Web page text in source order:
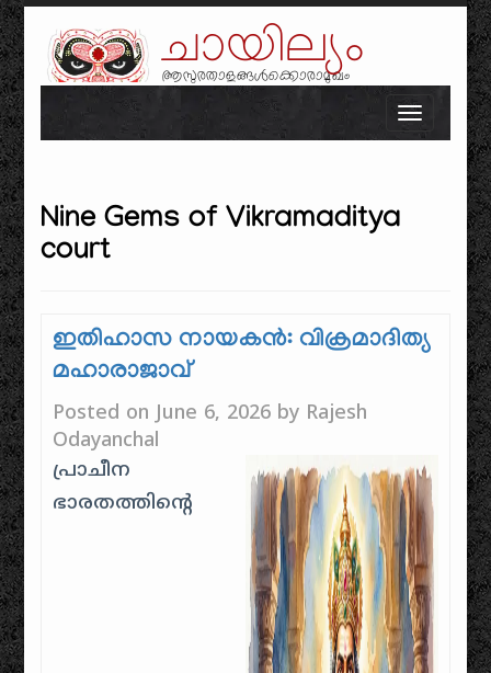
ചായില്യം
ആസുരതാളങ്ങൾക്കൊരാമുഖം
Skip to content
Toggle
Nine Gems of Vikramaditya
court
ഇതിഹാസ നായകൻ: വിക്രമാദിത്യ
മഹാരാജാവ്
Posted on June 6, 2026 by Rajesh
Odayanchal
പ്രാചീന
ഭാരതത്തിന്റെ